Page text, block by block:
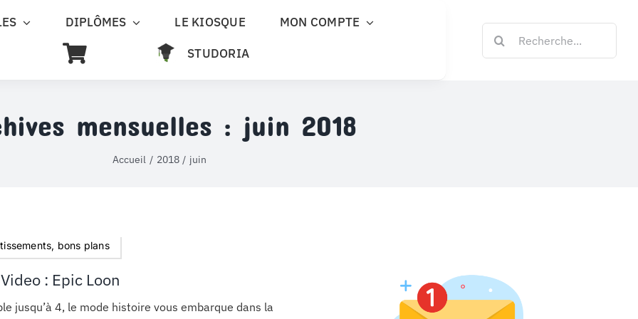
DIPLÔMES LE KIOSQUE
MON COMPTE
STUDORIA
mensuelles : juin 2018
Accueil 2018 juin
bons plans
: Epic Loon
jusqu’à 4, le mode histoire vous embarque dans la